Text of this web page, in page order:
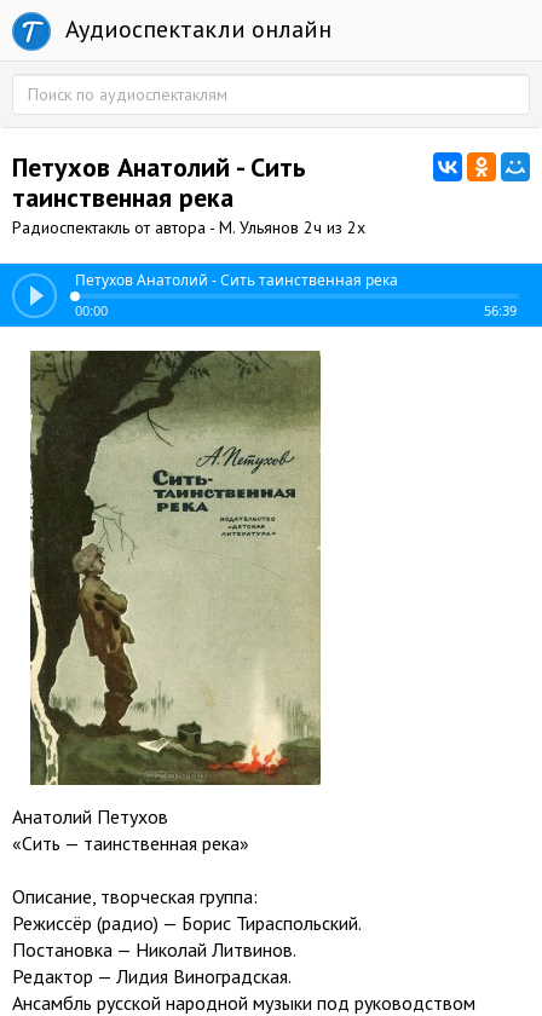
Аудиоспектакли онлайн
Петухов Анатолий - Сить
таинственная река
Радиоспектакль от автора - М. Ульянов 2ч из 2х
Петухов Анатолий - Сить таинственная река
00:00 56:39
Анатолий Петухов
«Сить — таинственная река»
Описание, творческая группа:
Режиссёр (радио) — Борис Тираспольский.
Постановка — Николай Литвинов.
Редактор — Лидия Виноградская.
Ансамбль русской народной музыки под руководством